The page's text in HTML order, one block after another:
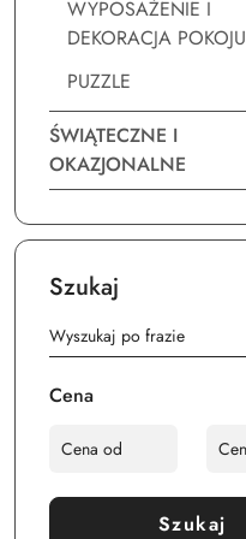
WYPOSAŻENIE I
DEKORACJA POKOJU
PUZZLE
ŚWIĄTECZNE I
OKAZJONALNE
Szukaj
Cena
Szukaj